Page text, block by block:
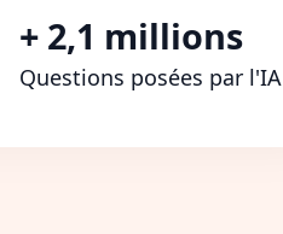
+ 2,1 millions
Questions posées par l'IA